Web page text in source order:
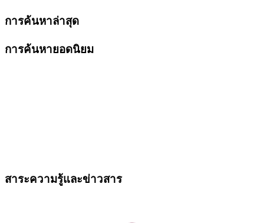
การค้นหาล่าสุด
การค้นหายอดนิยม
สาระความรู้และข่าวสาร